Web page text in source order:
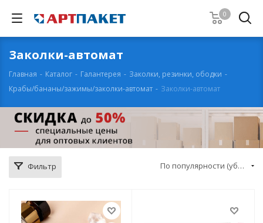
0
Заколки-автомат
Главная - Каталог - Галантерея - Заколки, резинки, ободки -
Крабы/бананы/зажимы/заколки-автомат - Заколки-автомат
Фильтр По популярности (убывание)